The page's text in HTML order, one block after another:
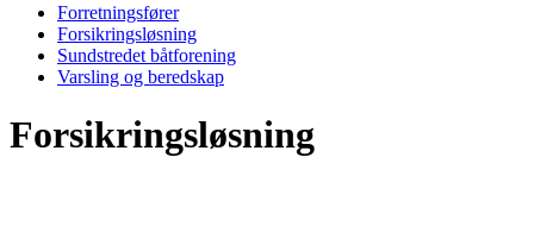
Forretningsfører
Forsikringsløsning
Sundstredet båtforening
Varsling og beredskap
Forsikringsløsning